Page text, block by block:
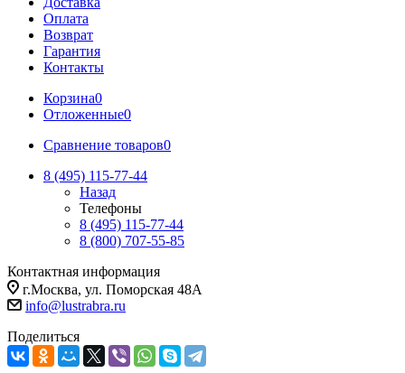
Оплата
Возврат
Гарантия
Контакты
Корзина0
Отложенные0
Сравнение товаров0
8 (495) 115-77-44
Назад
Телефоны
8 (495) 115-77-44
8 (800) 707-55-85
Контактная информация
г.Москва, ул. Поморская 48А
info@lustrabra.ru
Поделиться